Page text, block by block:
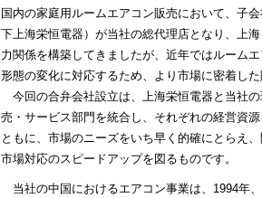
国内の家庭用ルームエアコン販売において、子
下上海栄恒電器）が当社の総代理店となり、上
力関係を構築してきましたが、近年ではルーム
形態の変化に対応するため、より市場に密着し
今回の合弁会社設立は、上海栄恒電器と当社
売・サービス部門を統合し、それぞれの経営資
ともに、市場のニーズをいち早く的確にとらえ
市場対応のスピードアップを図るものです。
当社の中国におけるエアコン事業は、1994年